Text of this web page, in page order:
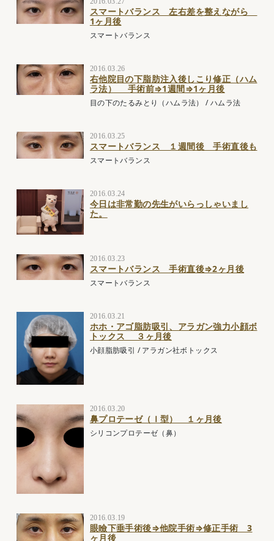
スマートバランス 左右差を整えながら
1ヶ月後
スマートバランス
2016.03.26
右他院目の下脂肪注入後しこり修正（ハム
ラ法） 手術前⇒1週間⇒1ヶ月後
目の下のたるみとり（ハムラ法） /ハムラ法
2016.03.25
スマートバランス １週間後 手術直後も
スマートバランス
2016.03.24
今日は非常勤の先生がいらっしゃいまし
た。
2016.03.23
スマートバランス 手術直後⇒2ヶ月後
スマートバランス
2016.03.21
ホホ・アゴ脂肪吸引、アラガン強力小顔ボ
トックス ３ヶ月後
小顔脂肪吸引 /アラガン社ボトックス
2016.03.20
鼻プロテーゼ（Ｉ型） １ヶ月後
シリコンプロテーゼ（鼻）
2016.03.19
眼瞼下垂手術後⇒他院手術⇒修正手術 3
ヶ月後